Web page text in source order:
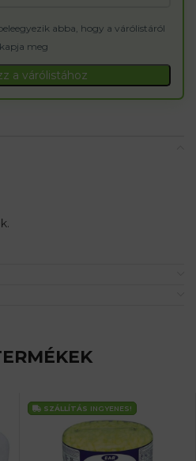
abba, hogy a várólistáról
meg
a várólistához
SZÁLLÍTÁS INGYENES!